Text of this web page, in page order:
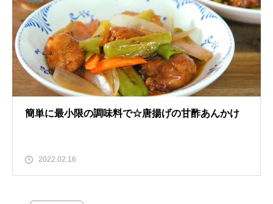
簡単に最小限の調味料で☆唐揚げの甘酢あんかけ
2022.02.16